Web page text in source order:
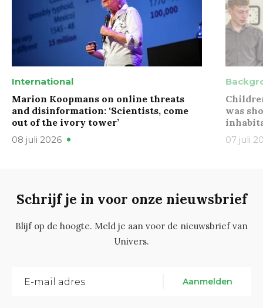
International
Marion Koopmans on online threats
and disinformation: ‘Scientists, come
out of the ivory tower’
08 juli 2026
was
07 juli
Schrijf je in voor onze nieuwsbrief
Blijf op de hoogte. Meld je aan voor de nieuwsbrief van
Univers.
Aanmelden